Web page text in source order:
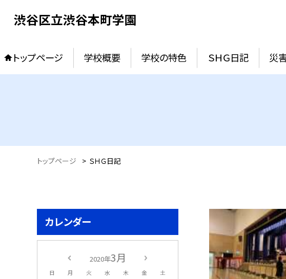
渋谷区立渋谷本町学園
トップページ 学校概要 学校の特色 ＳＨＧ日記 災
トップページ > ＳＨＧ日記
カレンダー
2020年3月
日 月 火 水 木 金 土